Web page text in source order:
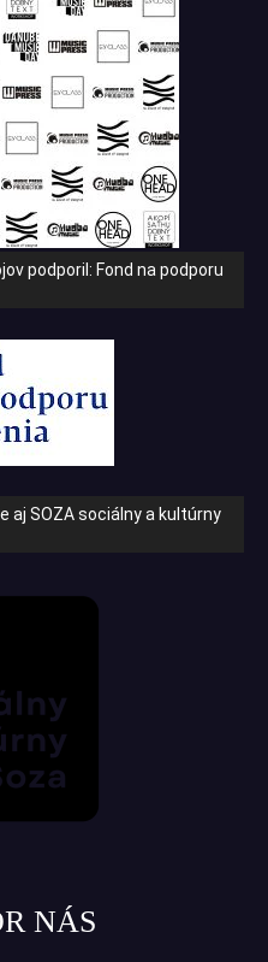
podporil: Fond na podporu
aj SOZA sociálny a kultúrny
NÁS